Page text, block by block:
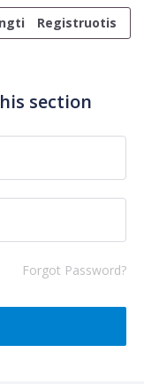
Registruotis
section
Forgot Password?